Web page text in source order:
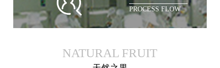
PROCESS FLOW
NATURAL FRUIT